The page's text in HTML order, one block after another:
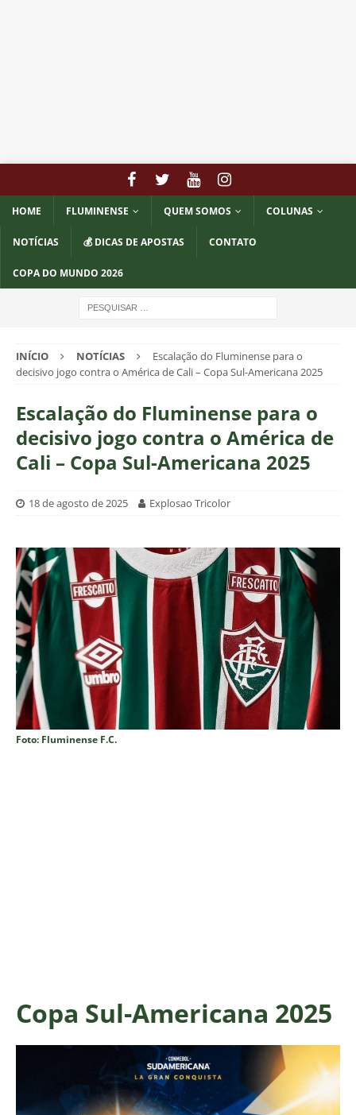
HOME FLUMINENSE QUEM SOMOS COLUNAS
NOTÍCIAS 💰 DICAS DE APOSTAS CONTATO
COPA DO MUNDO 2026
INÍCIO NOTÍCIAS
Escalação do Fluminense para o
decisivo jogo contra o América de Cali – Copa Sul-Americana 2025
Escalação do Fluminense para o
decisivo jogo contra o América de
Cali – Copa Sul-Americana 2025
18 de agosto de 2025 Explosao Tricolor
Foto: Fluminense F.C.
Copa Sul-Americana 2025